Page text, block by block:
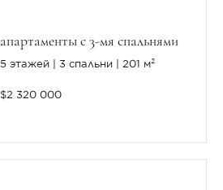
апартаменты с 3-мя спальнями
5 этажей 3 спальни 201 м²
$2 320 000